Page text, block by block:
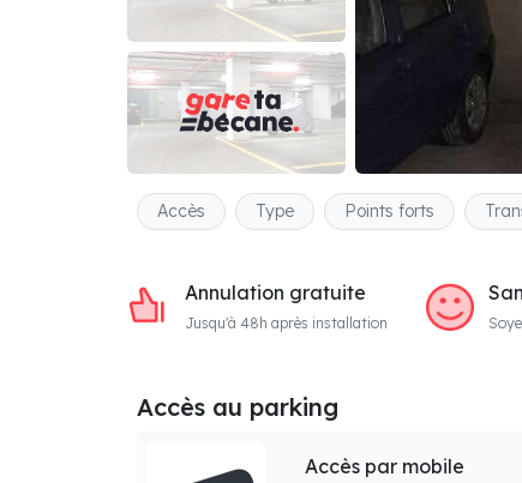
Accès Type Points forts
Annulation gratuite
Jusqu'à 48h après installation
Accès au parking
Accès par mobile